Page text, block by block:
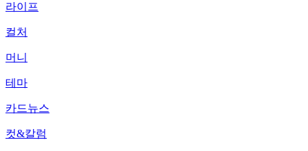
라이프
컬처
머니
테마
카드뉴스
컷&칼럼